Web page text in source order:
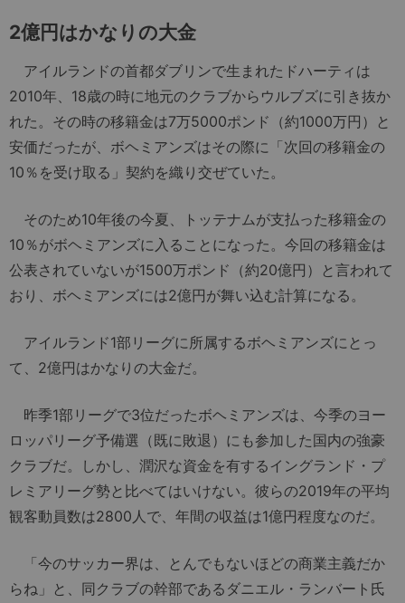
2億円はかなりの大金
アイルランドの首都ダブリンで生まれたドハーティは
2010年、18歳の時に地元のクラブからウルブズに引き抜か
れた。その時の移籍金は7万5000ポンド（約1000万円）と
安価だったが、ボヘミアンズはその際に「次回の移籍金の
10％を受け取る」契約を織り交ぜていた。
そのため10年後の今夏、トッテナムが支払った移籍金の
10％がボヘミアンズに入ることになった。今回の移籍金は
公表されていないが1500万ポンド（約20億円）と言われて
おり、ボヘミアンズには2億円が舞い込む計算になる。
アイルランド1部リーグに所属するボヘミアンズにとっ
て、2億円はかなりの大金だ。
昨季1部リーグで3位だったボヘミアンズは、今季のヨー
ロッパリーグ予備選（既に敗退）にも参加した国内の強豪
クラブだ。しかし、潤沢な資金を有するイングランド・プ
レミアリーグ勢と比べてはいけない。彼らの2019年の平均
観客動員数は2800人で、年間の収益は1億円程度なのだ。
「今のサッカー界は、とんでもないほどの商業主義だか
らね」と、同クラブの幹部であるダニエル・ランバート氏